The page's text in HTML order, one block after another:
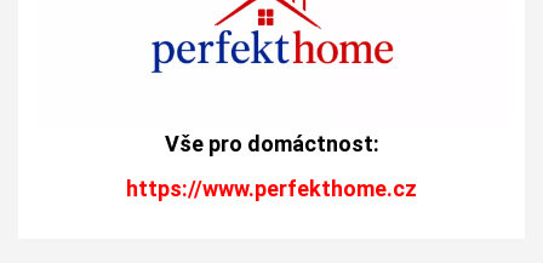
Vše pro domáctnost:
https://www.perfekthome.cz